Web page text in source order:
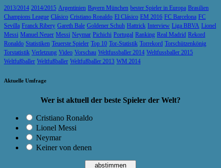
2013/2014 2014/2015 Argentinien Bayern München bester Spieler in Europa Brasilien
Champions League Clásico Cristiano Ronaldo El Clásico EM 2016 FC Barcelona FC
Sevilla Franck Ribery Gareth Bale Goldener Schuh Hattrick Interview Liga BBVA Lionel
Messi Manuel Neuer Messi Neymar Pichichi Portugal Ranking Real Madrid Rekord
Ronaldo Statistiken Teuerste Spieler Top 10 Tor-Statistik Torrekord Torschützenkönig
Torstatistik Verletzung Video Vorschau Weltfussballer 2014 Weltfussballer 2015
Weltfußballer Weltfußballer Weltfußballer 2013 WM 2014
Aktuelle Umfrage
Wer ist aktuell der beste Spieler der Welt?
Cristiano Ronaldo
Lionel Messi
Neymar
Keiner von denen